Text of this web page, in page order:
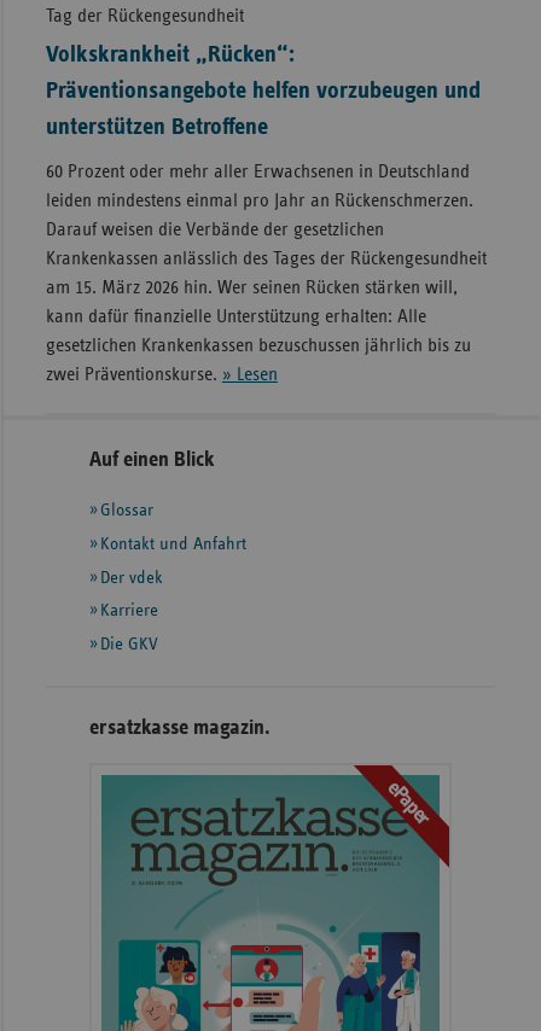
Tag der Rückengesundheit
Volkskrankheit „Rücken“:
Präventionsangebote helfen vorzubeugen und
unterstützen Betroffene
60 Prozent oder mehr aller Erwachsenen in Deutschland
leiden mindestens einmal pro Jahr an Rückenschmerzen.
Darauf weisen die Verbände der gesetzlichen
Krankenkassen anlässlich des Tages der Rückengesundheit
am 15. März 2026 hin. Wer seinen Rücken stärken will,
kann dafür finanzielle Unterstützung erhalten: Alle
gesetzlichen Krankenkassen bezuschussen jährlich bis zu
zwei Präventionskurse. » Lesen
Seitennavigation
Seitenleiste
weiteren
Informationen
Auf einen Blick
Glossar
Kontakt und Anfahrt
Der vdek
Karriere
Die GKV
ersatzkasse magazin.
ePaper